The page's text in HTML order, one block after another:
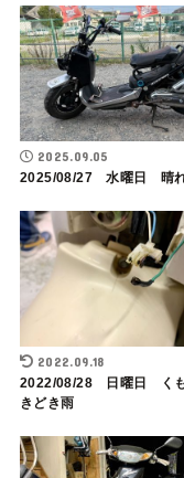
2025.09.05
2025/08/27 水曜日 晴
2022.09.18
2022/08/28 日曜日 く
きどき雨